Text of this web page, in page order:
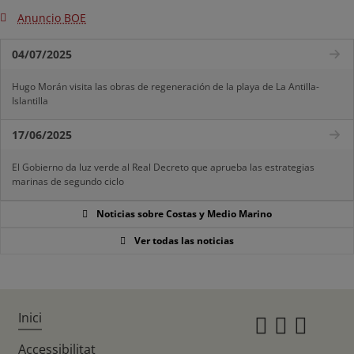
Anuncio BOE
04/07/2025
Hugo Morán visita las obras de regeneración de la playa de La Antilla-
Islantilla
17/06/2025
El Gobierno da luz verde al Real Decreto que aprueba las estrategias
marinas de segundo ciclo
Noticias sobre Costas y Medio Marino
Ver todas las noticias
Inici
Accessibilitat